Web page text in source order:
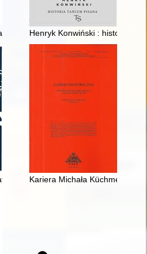
Niwa i okolic : jego wzloty i upadki :
Henryk Konwiński : historia
wydarzeniach na
Kariera Michała Küchmeistra